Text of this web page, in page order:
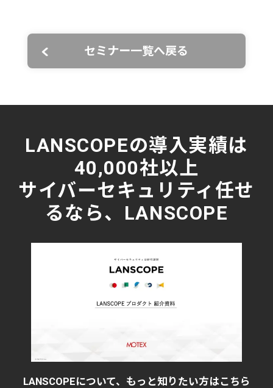
セミナー一覧へ戻る
LANSCOPEの導入実績は
40,000社以上
サイバーセキュリティ任せ
るなら、LANSCOPE
LANSCOPEについて、もっと知りたい方はこちら